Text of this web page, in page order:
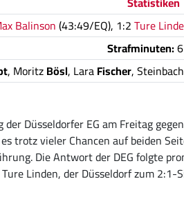
Balinson(43:49/EQ), 1:2Ture
Strafminuten:
, MoritzBösl, LaraFischer,
Düsseldorfer EG am Freitag
trotz vieler Chancen auf beiden
Die Antwort der DEG folgte
Linden, der Düsseldorf zum 2:1-